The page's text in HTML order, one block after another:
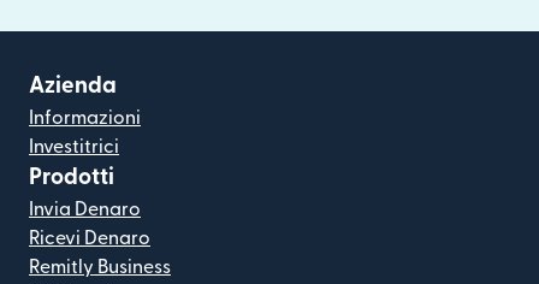
Azienda
Informazioni
Investitrici
Prodotti
Invia Denaro
Ricevi Denaro
Remitly Business